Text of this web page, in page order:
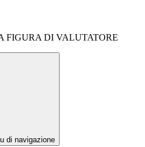
FIGURA DI VALUTATORE
di navigazione